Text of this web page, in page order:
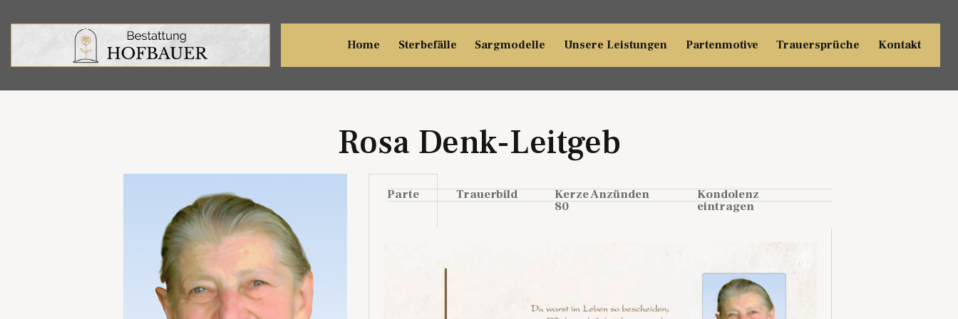
Home Sterbefälle Sargmodelle Unsere Leistungen Partenmotive Trauersprüche Kontakt
Rosa Denk-Leitgeb
Parte Trauerbild Kerze Anzünden
80
Kondolenz
eintragen